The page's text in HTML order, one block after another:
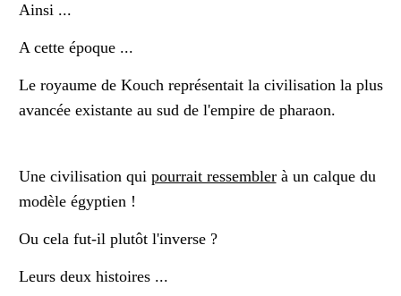
Ainsi ...
A cette époque ...
Le royaume de Kouch représentait la civilisation la plus
avancée existante au sud de l'empire de pharaon.
Une civilisation qui pourrait ressemblerà un calque du
modèle égyptien !
Ou cela fut-il plutôt l'inverse ?
Leurs deux histoires ...